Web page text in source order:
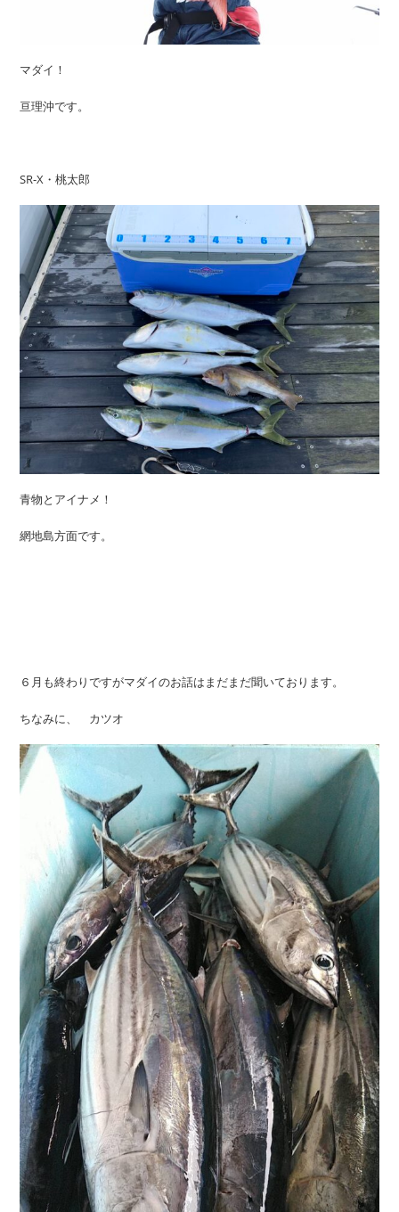
マダイ！
亘理沖です。
SR-X・桃太郎
青物とアイナメ！
網地島方面です。
６月も終わりですがマダイのお話はまだまだ聞いております。
ちなみに、 カツオ